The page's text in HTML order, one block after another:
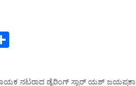
ನಟರಾದ ಡೈರಿಂಗ್ ಸ್ಟಾರ್ ಯಶ್ ಜಯಪ್ರಕಾಶ್